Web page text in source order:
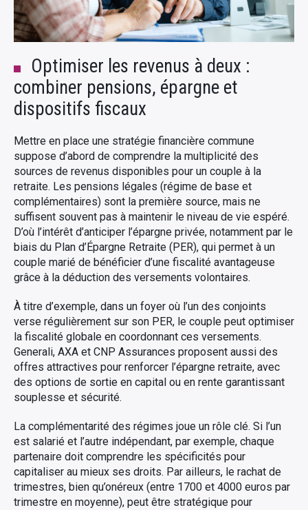
Optimiser les revenus à deux :
combiner pensions, épargne et
dispositifs fiscaux
Mettre en place une stratégie financière commune
suppose d’abord de comprendre la multiplicité des
sources de revenus disponibles pour un couple à la
retraite. Les pensions légales (régime de base et
complémentaires) sont la première source, mais ne
suffisent souvent pas à maintenir le niveau de vie espéré.
D’où l’intérêt d’anticiper l’épargne privée, notamment par le
biais du Plan d’Épargne Retraite (PER), qui permet à un
couple marié de bénéficier d’une fiscalité avantageuse
grâce à la déduction des versements volontaires.
À titre d’exemple, dans un foyer où l’un des conjoints
verse régulièrement sur son PER, le couple peut optimiser
la fiscalité globale en coordonnant ces versements.
Generali, AXA et CNP Assurances proposent aussi des
offres attractives pour renforcer l’épargne retraite, avec
des options de sortie en capital ou en rente garantissant
souplesse et sécurité.
La complémentarité des régimes joue un rôle clé. Si l’un
est salarié et l’autre indépendant, par exemple, chaque
partenaire doit comprendre les spécificités pour
capitaliser au mieux ses droits. Par ailleurs, le rachat de
trimestres, bien qu’onéreux (entre 1700 et 4000 euros par
trimestre en moyenne), peut être stratégique pour